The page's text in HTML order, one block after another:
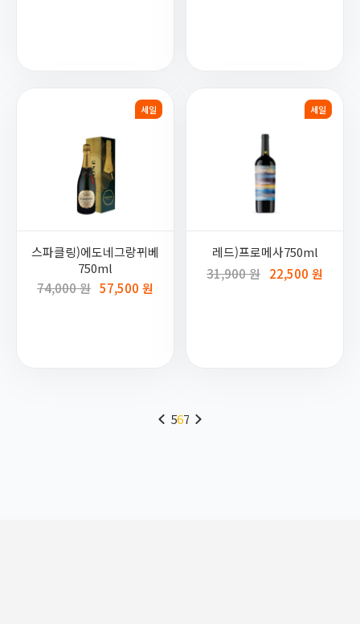
세일
스파클링)에도네그랑뀌베
750ml
74,000 원 57,500 원
세일
레드)프로메사750ml
31,900 원 22,500 원
567